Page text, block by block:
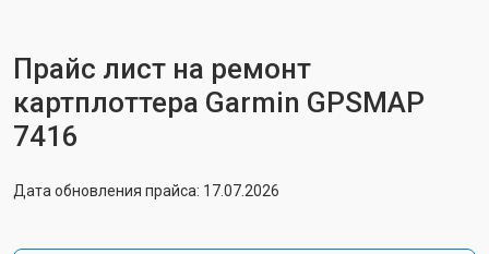
Прайс лист на ремонт
картплоттера Garmin GPSMAP
7416
Дата обновления прайса: 17.07.2026